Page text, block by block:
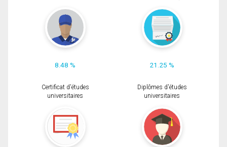
8.48 % 21.25 %
Certificat d'études
universitaires
Diplômes d'études
universitaires